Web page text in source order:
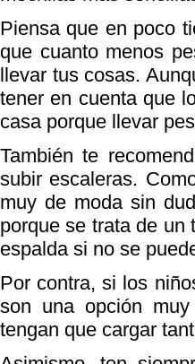
Piensa que en poco
que cuanto menos
llevar tus cosas.
tener en cuenta que
casa porque llevar
También te
subir escaleras.
muy de moda sin
porque se trata de un
espalda si no se
Por contra, si los
son una opción
tengan que cargar